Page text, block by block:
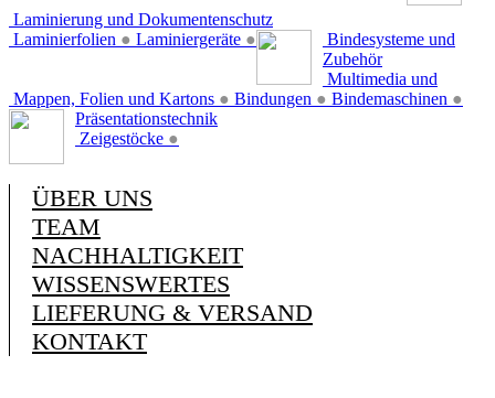
Laminierung und Dokumentenschutz
Laminierfolien ● Laminiergeräte ●
Bindesysteme und
Zubehör
Mappen, Folien und Kartons ● Bindungen ● Bindemaschinen ●
Multimedia und
Präsentationstechnik
Zeigestöcke ●
ÜBER UNS
TEAM
NACHHALTIGKEIT
WISSENSWERTES
LIEFERUNG & VERSAND
KONTAKT